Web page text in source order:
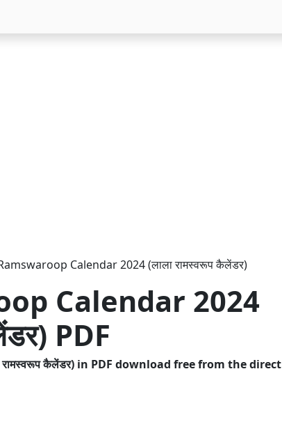
Calendar 2024 (लाला रामस्वरूप कैलेंडर)
Calendar 2024
PDF
कैलेंडर) in PDF download free from the direct